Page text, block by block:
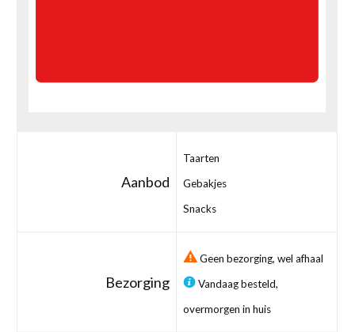
Aanbod
Taarten
Gebakjes
Snacks
Bezorging
Geen bezorging, wel afhaal
Vandaag besteld,
overmorgen in huis